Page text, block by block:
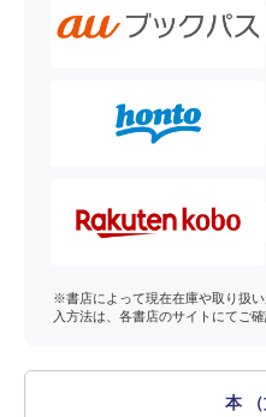
※書店によって現在在庫や取り扱
入方法は、各書店のサイトにてご確
本 （